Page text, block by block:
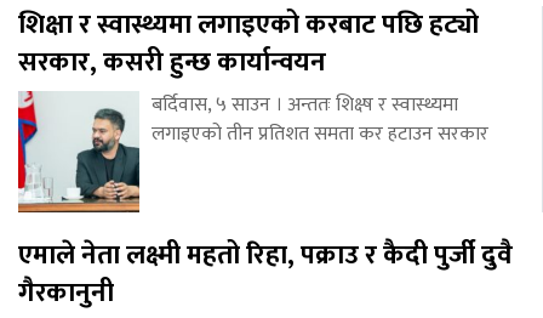
शिक्षा र स्वास्थ्यमा लगाइएको करबाट पछि हट्यो
सरकार, कसरी हुन्छ कार्यान्वयन
बर्दिवास, ५ साउन । अन्ततः शिक्ष्ष र स्वास्थ्यमा
लगाइएको तीन प्रतिशत समता कर हटाउन सरकार
एमाले नेता लक्ष्मी महतो रिहा, पक्राउ र कैदी पुर्जी दुवै
गैरकानुनी